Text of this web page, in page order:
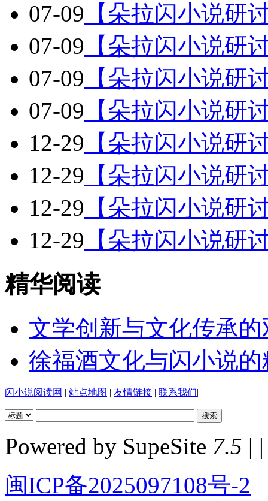
07-09 【朵拉闪小说研
07-09 【朵拉闪小说研
07-09 【朵拉闪小说研
07-09 【朵拉闪小说研
12-29 【朵拉闪小说研
12-29 【朵拉闪小说研
12-29 【朵拉闪小说研
12-29 【朵拉闪小说研
精华阅读
文学创新与文化传承
徐福酒文化与闪小说
闪小说阅读网 | 站点地图 | 友情链接 | 联系我们|
Powered by SupeSite 7.5 | |
闽ICP备2025097108号-2